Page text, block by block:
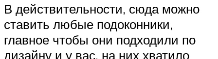
В действительности, сюда можно
ставить любые подоконники,
главное чтобы они подходили по
дизайну и у вас, на них хватило